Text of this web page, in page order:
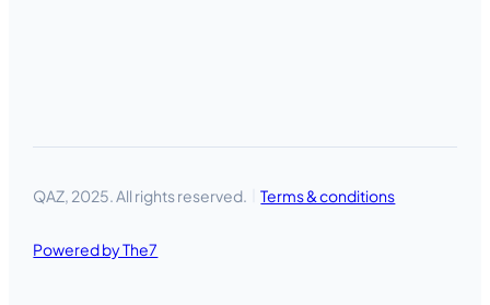
QAZ, 2025. All rights reserved. Terms & conditions
Powered by The7